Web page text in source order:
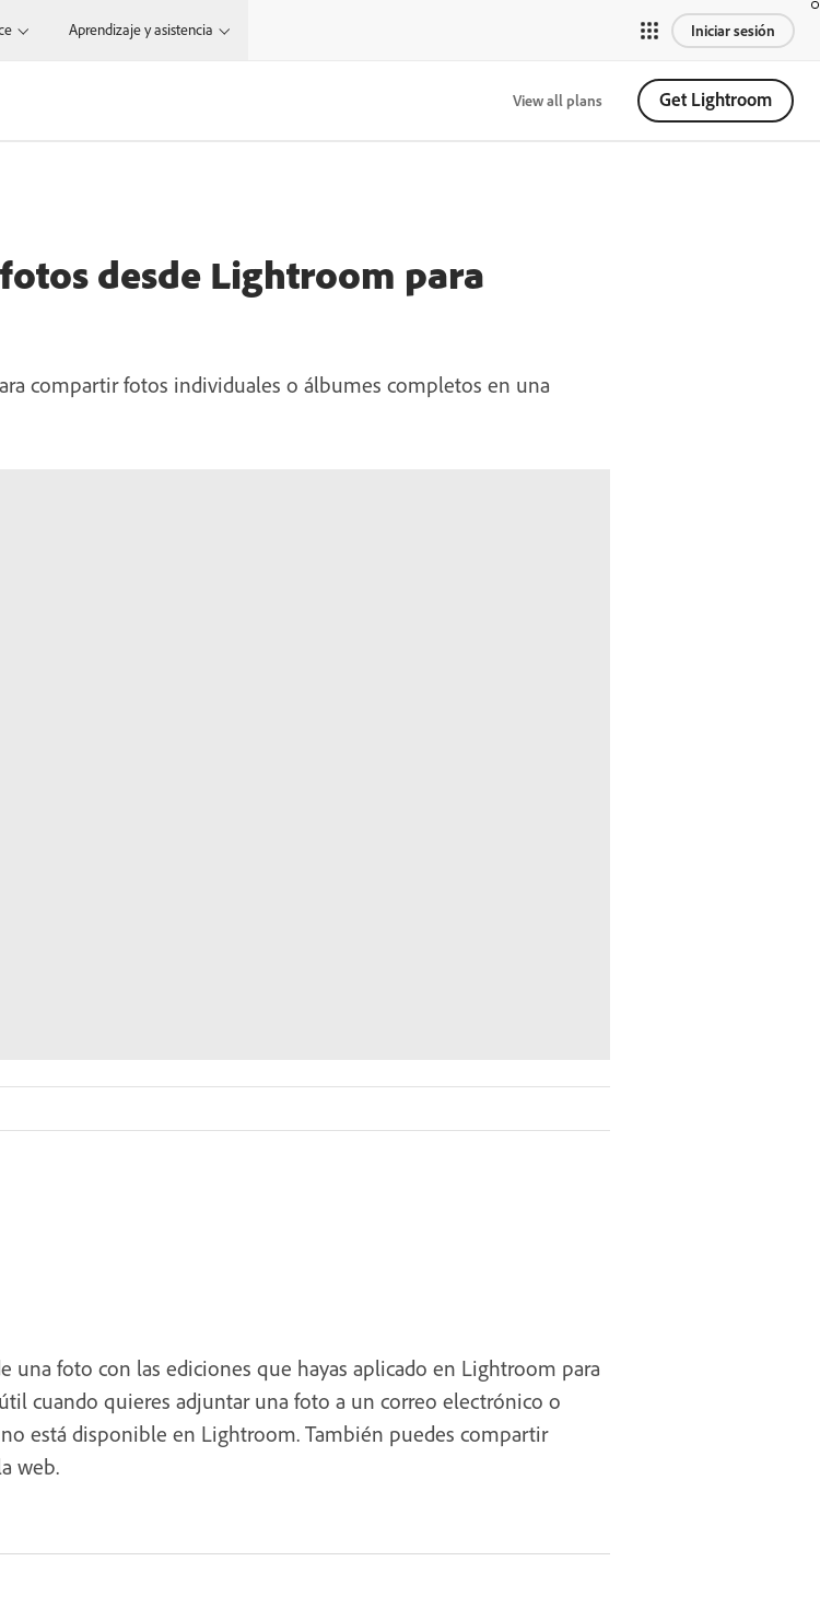
Aprendizaje y asistencia Iniciar sesión
View all plans Get Lightroom
desde Lightroom para
compartir fotos individuales o álbumes completos en una
una foto con las ediciones que hayas aplicado en Lightroom para
cuando quieres adjuntar una foto a un correo electrónico o
está disponible en Lightroom. También puedes compartir
web.